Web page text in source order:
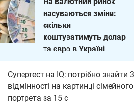
насуваються зміни:
скільки
коштуватимуть долар
та євро в Україні
Супертест на IQ: потрібно знайти 3
відмінності на картинці сімейного
портрета за 15 с